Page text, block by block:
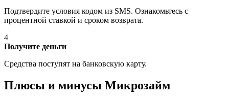
Подтвердите условия кодом из SMS. Ознакомьтесь с
процентной ставкой и сроком возврата.
4
Получите деньги
Средства поступят на банковскую карту.
Плюсы и минусы Микрозайм